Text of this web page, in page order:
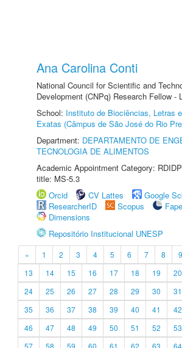
Ana Carolina Conti
National Council for Scientific and
Development (CNPq) Research Fellow -
School: Instituto de Biociências, Letras
Exatas (Câmpus de São José do Rio
Department: DEPARTAMENTO DE
TECNOLOGIA DE ALIMENTOS
Academic Appointment Category:
title: MS-5.3
Orcid
CV Lattes
Google
ResearcherID
Scopus
Dimensions
Repositório Institucional UNESP
« 1 2 3 4 5 6 7 8 9
13
14 15 16 17 18 19 20
24
25 26 27 28 29 30 31
35
36 37 38 39 40 41 42
46
47 48 49 50 51 52 53
57
58 59 60 61 62 63 64